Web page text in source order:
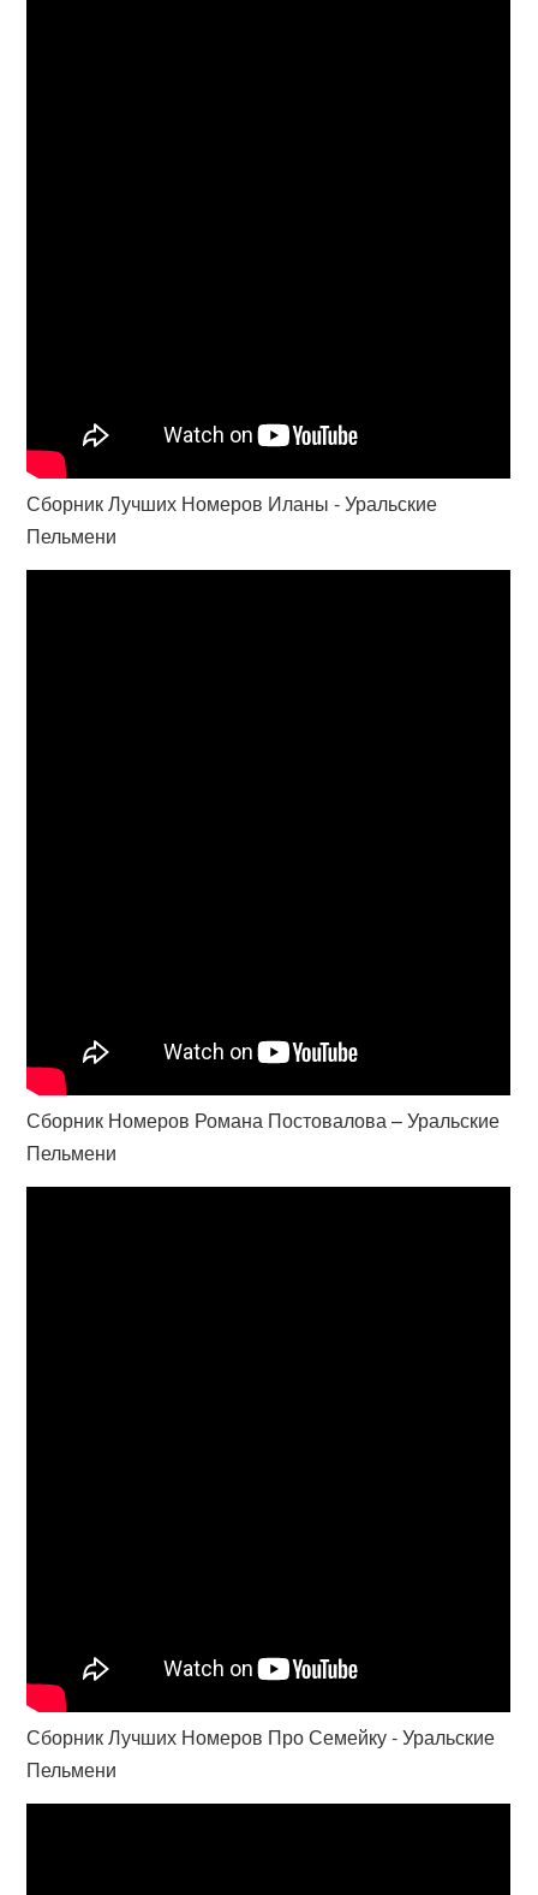
Сборник Лучших Номеров Иланы - Уральские
Пельмени
Сборник Номеров Романа Постовалова – Уральские
Пельмени
Сборник Лучших Номеров Про Семейку - Уральские
Пельмени